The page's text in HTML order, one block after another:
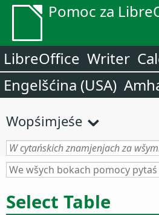
Pomoc za
LibreOffice Writer
Engelšćina (USA)
Wopśimjeśe
Select Table